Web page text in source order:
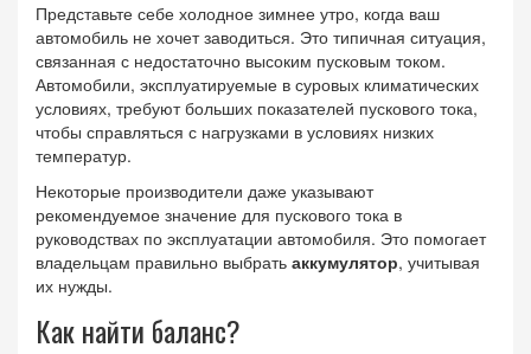
Представьте себе холодное зимнее утро, когда ваш
автомобиль не хочет заводиться. Это типичная ситуация,
связанная с недостаточно высоким пусковым током.
Автомобили, эксплуатируемые в суровых климатических
условиях, требуют больших показателей пускового тока,
чтобы справляться с нагрузками в условиях низких
температур.
Некоторые производители даже указывают
рекомендуемое значение для пускового тока в
руководствах по эксплуатации автомобиля. Это помогает
владельцам правильно выбрать аккумулятор, учитывая
их нужды.
Как найти баланс?